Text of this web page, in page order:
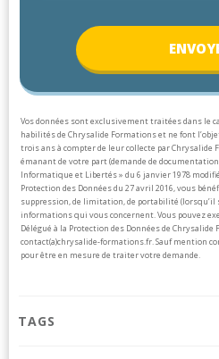
ENV
Vos données sont exclusivement traitées dans le
habilités de Chrysalide Formations et ne font
trois ans à compter de leur collecte par Chrysalide
émanant de votre part (demande de
Informatique et Libertés » du 6 janvier 1978
Protection des Données du 27 avril 2016, vous
suppression, de limitation, de portabilité (lorsqu’il
informations qui vous concernent. Vous pouvez
Délégué à la Protection des Données de Chrysalide
contact(a)chrysalide-formations.fr.Sauf mention
pour être en mesure de traiter votre demande.
TAGS